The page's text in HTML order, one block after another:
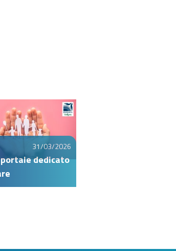
31/03/2026
dedicato